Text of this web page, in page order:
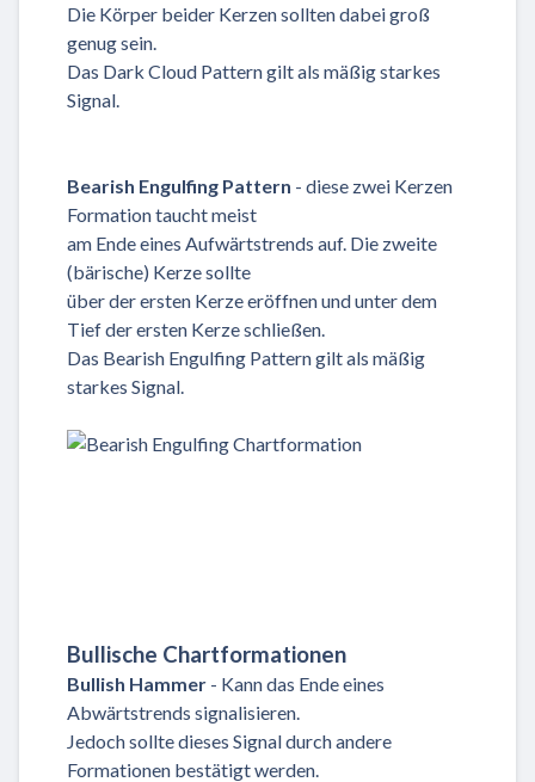
Die Körper beider Kerzen sollten dabei groß
genug sein.
Das Dark Cloud Pattern gilt als mäßig starkes
Signal.
Bearish Engulfing Pattern - diese zwei Kerzen
Formation taucht meist
am Ende eines Aufwärtstrends auf. Die zweite
(bärische) Kerze sollte
über der ersten Kerze eröffnen und unter dem
Tief der ersten Kerze schließen.
Das Bearish Engulfing Pattern gilt als mäßig
starkes Signal.
Bullische Chartformationen
Bullish Hammer - Kann das Ende eines
Abwärtstrends signalisieren.
Jedoch sollte dieses Signal durch andere
Formationen bestätigt werden.